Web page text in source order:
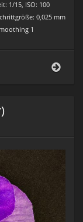
1/15, ISO: 100
0,025 mm
1